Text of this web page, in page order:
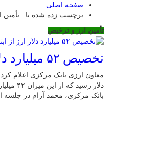
صفحه اصلی
برچسب زده شده با : تأمین
تأمین ارز و ترخیص
تخصیص ۵۲ میلیارد دلار ارز از ابتدای سال تا ۲۰ آبان ماه
دلار
بانک مرکزی، محمد آرام در